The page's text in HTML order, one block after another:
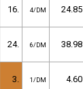
16. 4/DM 24.85
24. 6/DM 38.98
3. 1/DM 4.60